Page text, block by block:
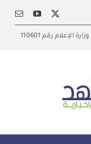
رقم 110601